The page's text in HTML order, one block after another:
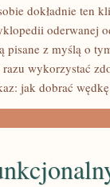
dokładnie ten
oderwanej
pisane z myślą o
razu wykorzystać
jak dobrać wędkę